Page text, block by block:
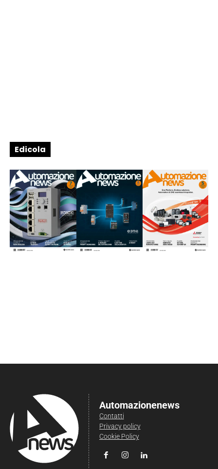
Edicola
Automazionenews
Contatti
Privacy policy
Cookie Policy